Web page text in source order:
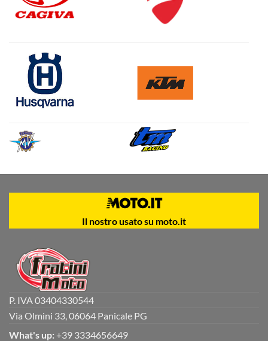
Il nostro usato su moto.it
P. IVA 03404330544
Via Olmini 33, 06064 Panicale PG
What's up: +39 3334656649